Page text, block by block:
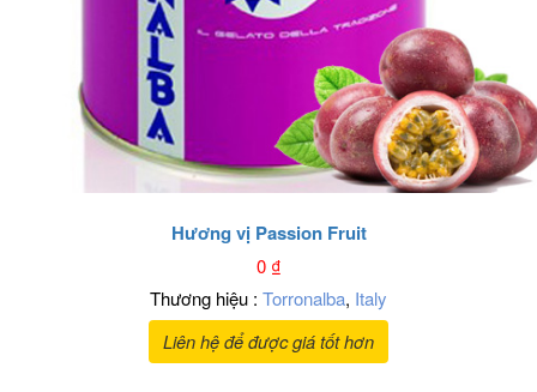
Hương vị Passion Fruit
0₫
Thương hiệu : Torronalba, Italy
Liên hệ để được giá tốt hơn